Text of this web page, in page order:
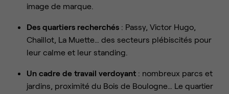
image de marque.
Des quartiers recherchés : Passy, Victor Hugo,
Chaillot, La Muette… des secteurs plébiscités pour
leur calme et leur standing.
Un cadre de travail verdoyant : nombreux parcs et
jardins, proximité du Bois de Boulogne… Le quartier